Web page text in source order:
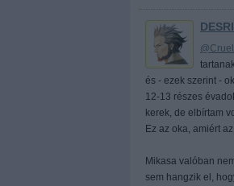
és - ezek szerint -
12-13 részes
kerek, de elbírtam
Ez az oka, amiért
Mikasa valóban
sem hangzik el,